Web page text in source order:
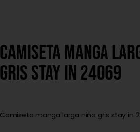
Camiseta manga
gris stay in 24069
Camiseta manga larga niño gris stay in